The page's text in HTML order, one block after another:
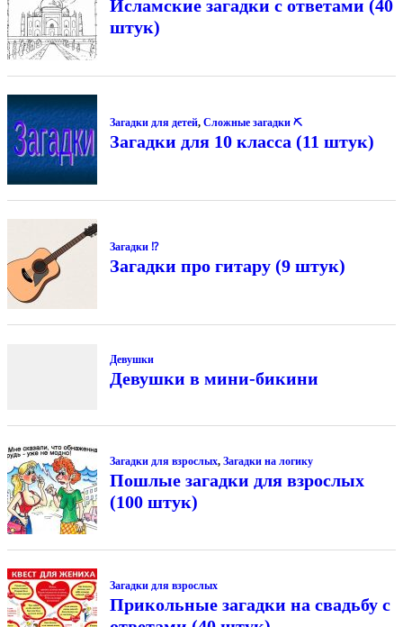
Исламские загадки с ответами (40
штук)
Загадки для детей, Сложные загадки ⛏
Загадки для 10 класса (11 штук)
Загадки ⁉
Загадки про гитару (9 штук)
Девушки
Девушки в мини-бикини
Загадки для взрослых, Загадки на логику
Пошлые загадки для взрослых
(100 штук)
Загадки для взрослых
Прикольные загадки на свадьбу с